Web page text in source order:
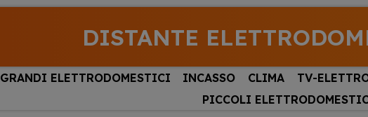
DISTANTE
GRANDI ELETTRODOMESTICI INCASSO CLIMA TV-
PICCOLI